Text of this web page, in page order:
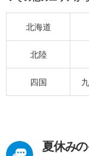
北海道
北陸
四国
夏休み